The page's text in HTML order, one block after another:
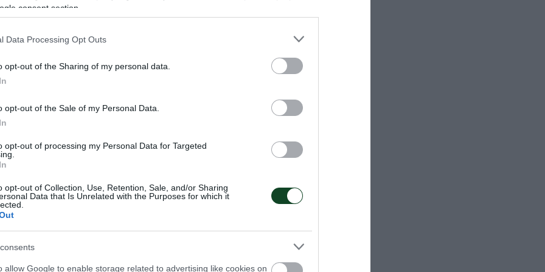
consent section.
Data Processing Opt Outs
opt-out of the Sharing of my personal data.
opt-out of the Sale of my Personal Data.
opt-out of processing my Personal Data for Targeted
opt-out of Collection, Use, Retention, Sale, and/or Sharing
Data that Is Unrelated with the Purposes for which it
allow Google to enable storage related to advertising like cookies on
Τζόρβας, ΣωτήρηςΛεοντίου, ΦίλιπποςΔάρλας,
Γιάννης Ζαραδούκας, Φώτης Γεωργίου, Δημήτρης
για λογαριασμό αμφότερων των ομάδων.
θλιβερό περιστατικό διαδραματίστηκε πριν από χρόνια, όταν
και βιαιοπράγησαν εναντίον ποδοσφαιριστών της
ο ποδοσφαιριστής που μαχαιρώθηκε ήταν ο μετέπειτα
ποδοσφαίρου σάλας του Παναθηναϊκού, Δημήτρης
του 2020, η ΠΑΕ Παναθηναϊκός ήρθε σε επίσημη